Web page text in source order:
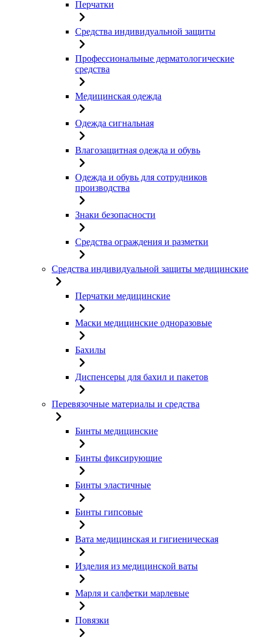
Перчатки
Средства индивидуальной защиты
Профессиональные дерматологические
средства
Медицинская одежда
Одежда сигнальная
Влагозащитная одежда и обувь
Одежда и обувь для сотрудников
производства
Знаки безопасности
Средства ограждения и разметки
Средства индивидуальной защиты медицинские
Перчатки медицинские
Маски медицинские одноразовые
Бахилы
Диспенсеры для бахил и пакетов
Перевязочные материалы и средства
Бинты медицинские
Бинты фиксирующие
Бинты эластичные
Бинты гипсовые
Вата медицинская и гигиеническая
Изделия из медицинской ваты
Марля и салфетки марлевые
Повязки